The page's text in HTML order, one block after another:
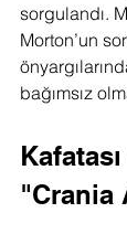
sorgulandı.
Morton’un
bağımsız
"Crania